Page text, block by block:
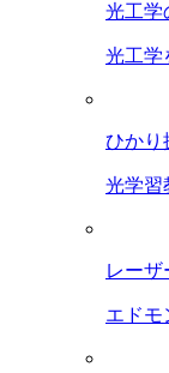
光工学
光工学
ひかり
光学習
レー
エドモ